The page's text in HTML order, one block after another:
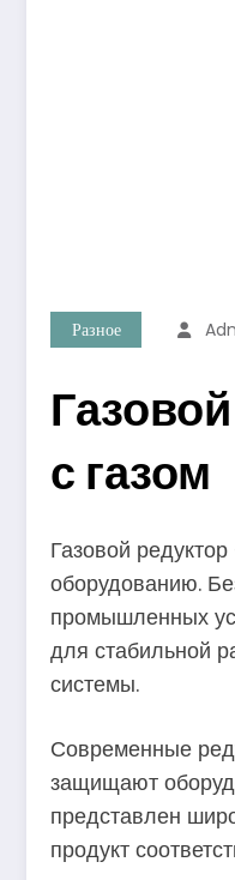
Разное
с газом
Газовой
оборудованию.
промышленных
для стабильной
системы.
Современные
защищают
представлен
продукт